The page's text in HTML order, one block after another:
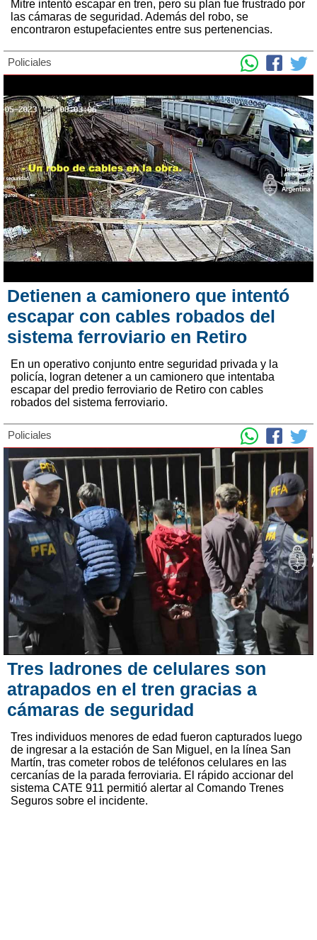
Mitre intentó escapar en tren, pero su plan fue frustrado por
las cámaras de seguridad. Además del robo, se
encontraron estupefacientes entre sus pertenencias.
Policiales
Detienen a camionero que intentó
escapar con cables robados del
sistema ferroviario en Retiro
En un operativo conjunto entre seguridad privada y la
policía, logran detener a un camionero que intentaba
escapar del predio ferroviario de Retiro con cables
robados del sistema ferroviario.
Policiales
Tres ladrones de celulares son
atrapados en el tren gracias a
cámaras de seguridad
Tres individuos menores de edad fueron capturados luego
de ingresar a la estación de San Miguel, en la línea San
Martín, tras cometer robos de teléfonos celulares en las
cercanías de la parada ferroviaria. El rápido accionar del
sistema CATE 911 permitió alertar al Comando Trenes
Seguros sobre el incidente.